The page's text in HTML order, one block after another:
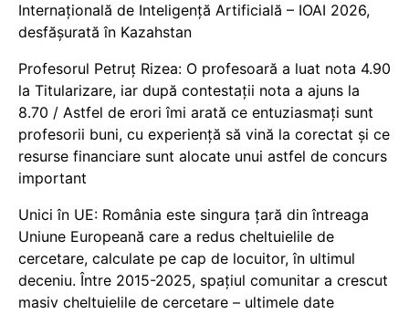
Internațională de Inteligență Artificială – IOAI 2026,
desfășurată în Kazahstan
Profesorul Petruț Rizea: O profesoară a luat nota 4.90
la Titularizare, iar după contestații nota a ajuns la
8.70 / Astfel de erori îmi arată ce entuziasmați sunt
profesorii buni, cu experiență să vină la corectat și ce
resurse financiare sunt alocate unui astfel de concurs
important
Unici în UE: România este singura țară din întreaga
Uniune Europeană care a redus cheltuielile de
cercetare, calculate pe cap de locuitor, în ultimul
deceniu. Între 2015-2025, spațiul comunitar a crescut
masiv cheltuielile de cercetare – ultimele date